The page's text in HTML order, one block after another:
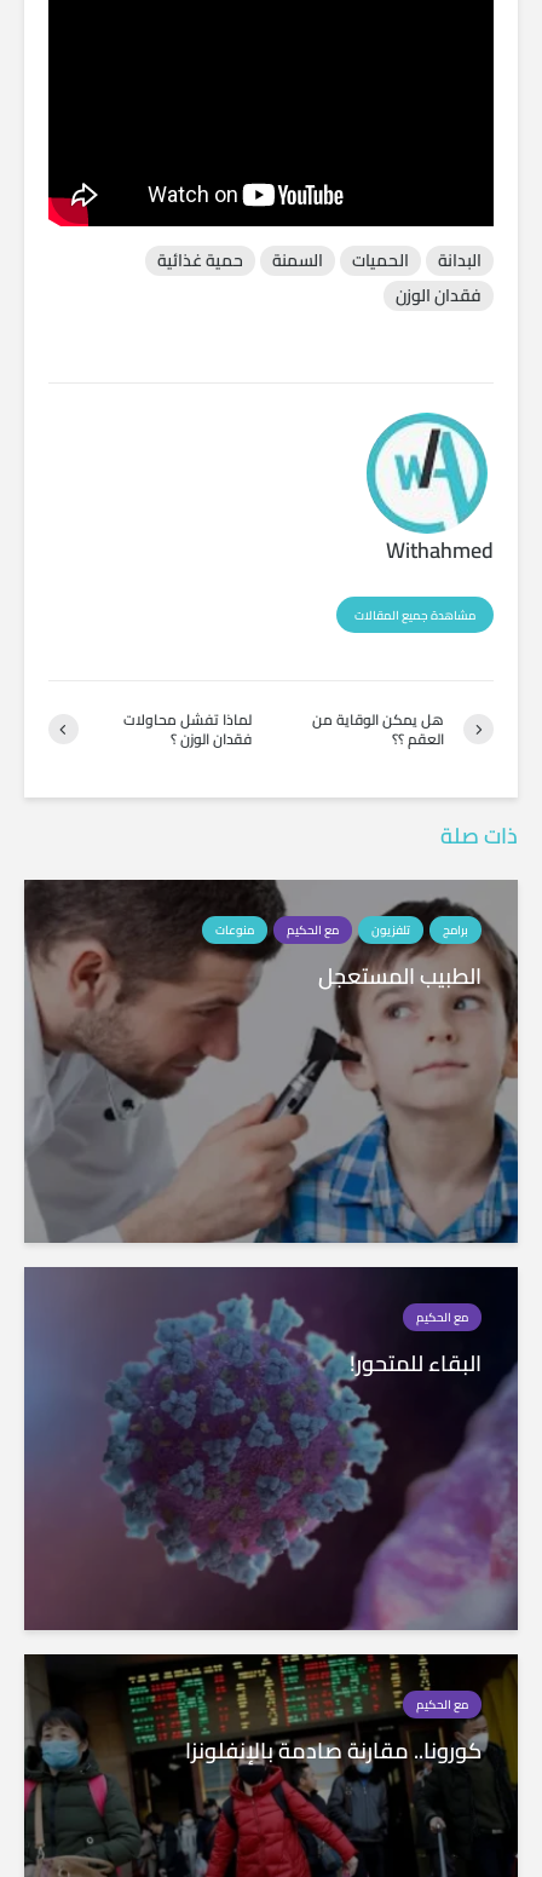
البدانة الحميات السمنة
حمية غذائية
فقدان الوزن
Withahmed
مشاهدة جميع المقالات
لماذا تفشل محاولات
فقدان الوزن ؟
هل يمكن الوقاية من
العقم ؟؟
ذات صلة
برامج تلفزيون مع الحكيم منوعات
الطبيب المستعجل
مع الحكيم
البقاء للمتحور!
مع الحكيم
كورونا.. مقارنة صادمة بالإنفلونزا